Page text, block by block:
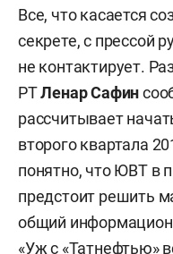
Все, что касается
секрете, с прессой
не контактирует.
РТЛенар Сафин
рассчитывает
второго квартала
понятно, что ЮВТ в
предстоит решить
общий
«Уж с «Татнефтью»